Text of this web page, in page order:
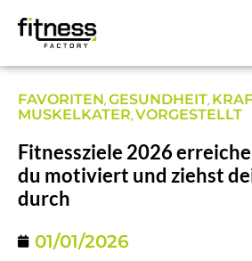
FAVORITEN,GESUNDHEIT,
MUSKELKATER,VORGESTELLT
Fitnessziele 2026
du motiviert und ziehst
durch
01/01/2026